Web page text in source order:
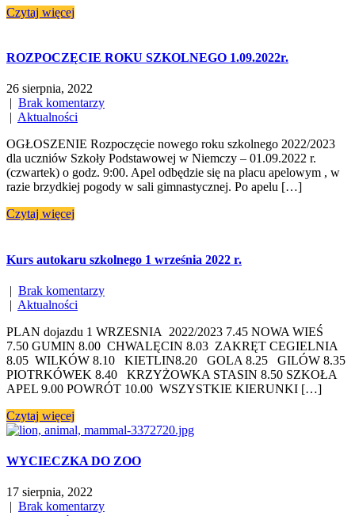
Czytaj więcej
ROZPOCZĘCIE ROKU SZKOLNEGO 1.09.2022r.
26 sierpnia, 2022
| Brak komentarzy
| Aktualności
OGŁOSZENIE Rozpoczęcie nowego roku szkolnego 2022/2023
dla uczniów Szkoły Podstawowej w Niemczy – 01.09.2022 r.
(czwartek) o godz. 9:00. Apel odbędzie się na placu apelowym , w
razie brzydkiej pogody w sali gimnastycznej. Po apelu […]
Czytaj więcej
Kurs autokaru szkolnego 1 września 2022 r.
| Brak komentarzy
| Aktualności
PLAN dojazdu 1 WRZESNIA 2022/2023 7.45 NOWA WIEŚ
7.50 GUMIN 8.00 CHWALĘCIN 8.03 ZAKRĘT CEGIELNIA
8.05 WILKÓW 8.10 KIETLIN8.20 GOLA 8.25 GILÓW 8.35
PIOTRKÓWEK 8.40 KRZYŻOWKA STASIN 8.50 SZKOŁA
APEL 9.00 POWRÓT 10.00 WSZYSTKIE KIERUNKI […]
Czytaj więcej
WYCIECZKA DO ZOO
17 sierpnia, 2022
Brak komentarzy